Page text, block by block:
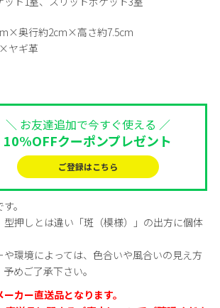
奥行約2cm×高さ約7.5cm
ヤギ革
＼ お友達追加で今すぐ使える ／
10%OFFクーポンプレゼント
ご登録はこちら
。
押しとは違い「斑（模様）」の出方に個体
環境によっては、色合いや風合いの見え方
めご了承下さい。
カー直送品となります。